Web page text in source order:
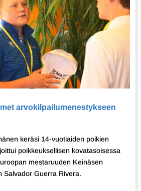
arvokilpailumenestykseen
keräsi 14-vuotiaiden poikien
poikkeuksellisen kovatasoisessa
mestaruuden Keinäsen
Salvador Guerra Rivera.